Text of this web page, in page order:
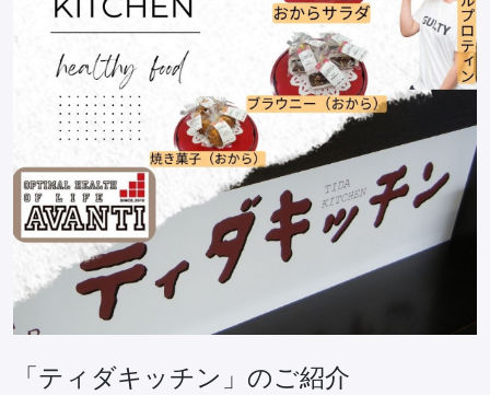
「ティダキッチン」のご紹介